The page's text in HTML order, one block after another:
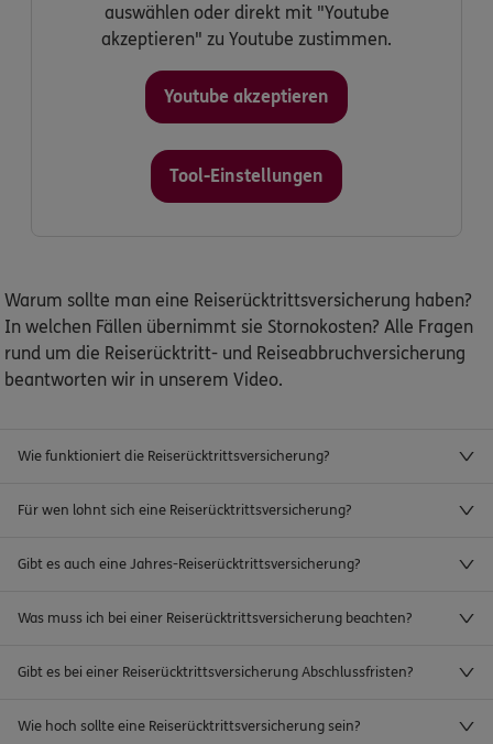
auswählen oder direkt mit "Youtube
akzeptieren" zu Youtube zustimmen.
Youtube akzeptieren
Tool-Einstellungen
Warum sollte man eine Reiserücktrittsversicherung haben?
In welchen Fällen übernimmt sie Stornokosten? Alle Fragen
rund um die Reiserücktritt- und Reiseabbruchversicherung
beantworten wir in unserem Video.
Wie funktioniert die Reiserücktrittsversicherung?
Für wen lohnt sich eine Reiserücktrittsversicherung?
Gibt es auch eine Jahres-Reiserücktrittsversicherung?
Was muss ich bei einer Reiserücktrittsversicherung beachten?
Gibt es bei einer Reiserücktrittsversicherung Abschlussfristen?
Wie hoch sollte eine Reiserücktrittsversicherung sein?